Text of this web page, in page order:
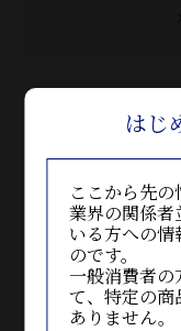
原
機能性表示
はじ
ここから先
業界の関係者
いる方への情
のです。
一般消費者の
て、特定の
ありません。